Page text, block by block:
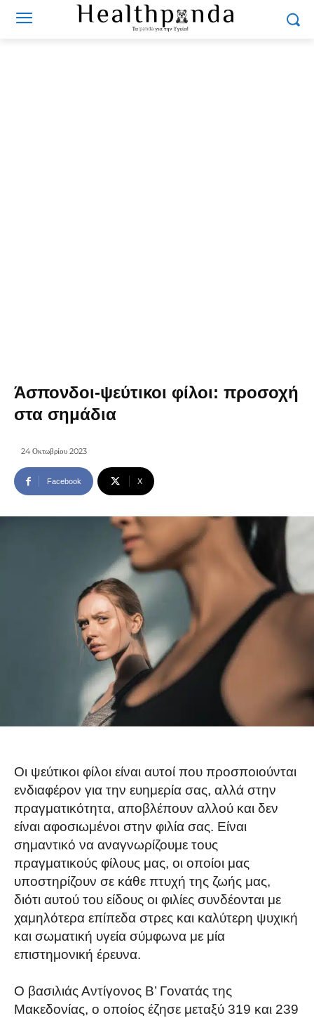
Άσπονδοι-ψεύτικοι φίλοι: προσοχή
στα σημάδια
24 Οκτωβρίου 2023
Facebook X
Οι ψεύτικοι φίλοι είναι αυτοί που προσποιούνται
ενδιαφέρον για την ευημερία σας, αλλά στην
πραγματικότητα, αποβλέπουν αλλού και δεν
είναι αφοσιωμένοι στην φιλία σας. Είναι
σημαντικό να αναγνωρίζουμε τους
πραγματικούς φίλους μας, οι οποίοι μας
υποστηρίζουν σε κάθε πτυχή της ζωής μας,
διότι αυτού του είδους οι φιλίες συνδέονται με
χαμηλότερα επίπεδα στρες και καλύτερη ψυχική
και σωματική υγεία σύμφωνα με μία
επιστημονική έρευνα.
Ο βασιλιάς Αντίγονος Β’ Γονατάς της
Μακεδονίας, ο οποίος έζησε μεταξύ 319 και 239